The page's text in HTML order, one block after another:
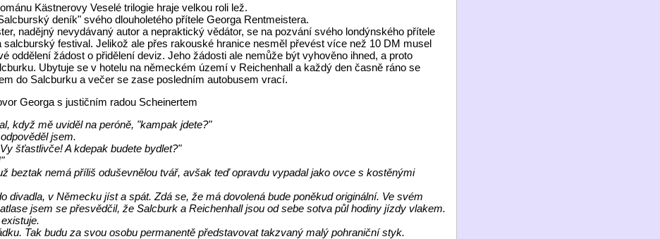
Kästnerovy Veselé trilogie hraje velkou roli lež.
deník" svého dlouholetého přítele Georga Rentmeistera.
nadějný nevydávaný autor a nepraktický vědátor, se na pozvání svého londýnského přítele
salcburský festival. Jelikož ale přes rakouské hranice nesměl převést více než 10 DM musel
oddělení žádost o přidělení deviz. Jeho žádosti ale nemůže být vyhověno ihned, a proto
Ubytuje se v hotelu na německém území v Reichenhall a každý den časně ráno se
do Salcburku a večer se zase posledním autobusem vrací.
Georga s justičním radou Scheinertem
když mě uviděl na peróně, "kampak jdete?"
jsem.
šťastlivče! A kdepak budete bydlet?"
beztak nemá příliš oduševnělou tvář, avšak teď opravdu vypadal jako ovce s kostěnými
divadla, v Německu jíst a spát. Zdá se, že má dovolená bude poněkud originální. Ve svém
jsem se přesvědčil, že Salcburk a Reichenhall jsou od sebe sotva půl hodiny jízdy vlakem.
Tak budu za svou osobu permanentě představovat takzvaný malý pohraniční styk.